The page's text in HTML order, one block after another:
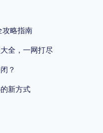
攻略指南
全，一网打尽
？
新方式